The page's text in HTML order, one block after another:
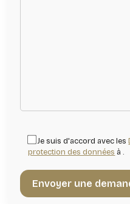
Je suis d'accord avec les
protection des données à .